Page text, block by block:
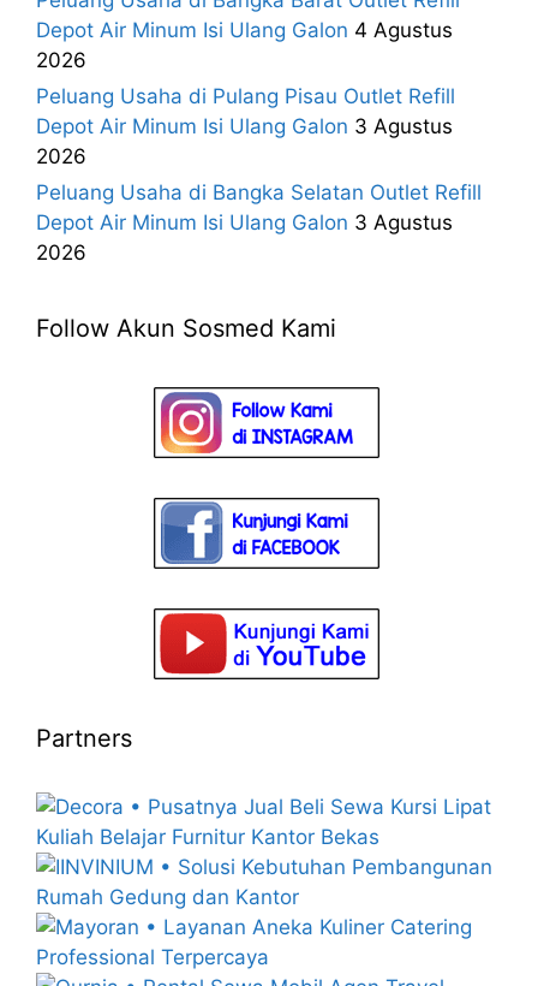
Depot Air Minum Isi Ulang Galon 4 Agustus
2026
Peluang Usaha di Pulang Pisau Outlet Refill
Depot Air Minum Isi Ulang Galon 3 Agustus
2026
Peluang Usaha di Bangka Selatan Outlet Refill
Depot Air Minum Isi Ulang Galon 3 Agustus
2026
Follow Akun Sosmed Kami
Partners